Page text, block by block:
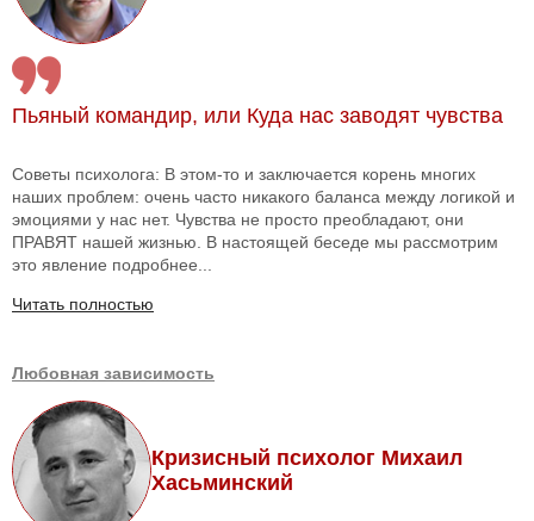
Пьяный командир, или Куда нас заводят чувства
Советы психолога: В этом-то и заключается корень многих
наших проблем: очень часто никакого баланса между логикой и
эмоциями у нас нет. Чувства не просто преобладают, они
ПРАВЯТ нашей жизнью. В настоящей беседе мы рассмотрим
это явление подробнее...
Читать полностью
Любовная зависимость
Кризисный психолог Михаил
Хасьминский